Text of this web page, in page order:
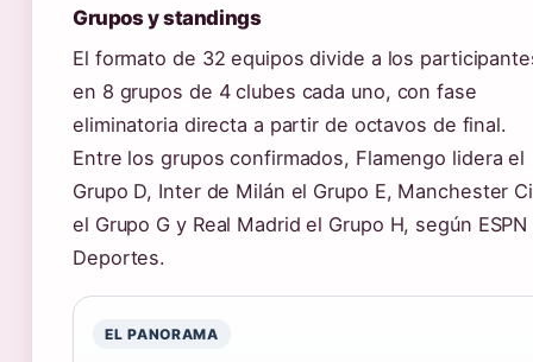
Grupos y standings
El formato de 32 equipos divide a los
en 8 grupos de 4 clubes cada uno, con fase
eliminatoria directa a partir de octavos de final.
Entre los grupos confirmados, Flamengo lidera el
Grupo D, Inter de Milán el Grupo E, Manchester
el Grupo G y Real Madrid el Grupo H, según ESPN
Deportes.
EL PANORAMA